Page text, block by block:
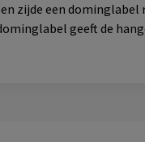
zijde een
geeft de